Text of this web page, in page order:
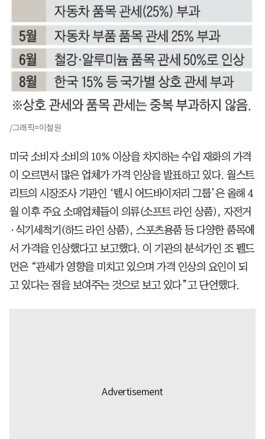
/그래픽=이철원
미국 소비자 소비의 10% 이상을 차지하는 수입 재화의 가격
이 오르면서 많은 업체가 가격 인상을 발표하고 있다. 월스트
리트의 시장조사 기관인 ‘텔시 어드바이저리 그룹’은 올해 4
월 이후 주요 소매업체들이 의류(소프트 라인 상품), 자전거
·식기세척기(하드 라인 상품), 스포츠용품 등 다양한 품목에
서 가격을 인상했다고 보고했다. 이 기관의 분석가인 조 펠드
먼은 “관세가 영향을 미치고 있으며 가격 인상의 요인이 되
고 있다는 점을 보여주는 것으로 보고 있다”고 단언했다.